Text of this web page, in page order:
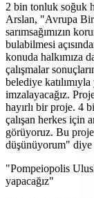
2 bin tonluk soğuk
Arslan, "Avrupa
sarımsağımızın
bulabilmesi
konuda halkımıza
çalışmalar
belediye
imzalayacağız.
hayırlı bir proje. 4
çalışan herkes için
görüyoruz. Bu
düşünüyorum" diye
"Pompeiopolis
yapacağız"